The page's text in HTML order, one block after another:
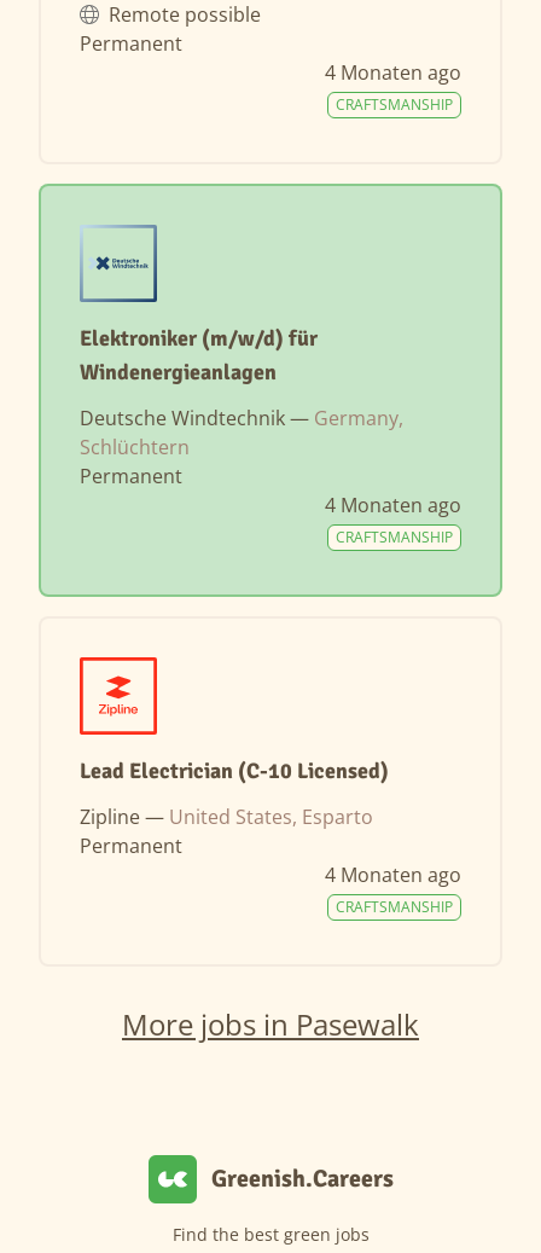
Remote possible
Permanent
4 Monaten ago
CRAFTSMANSHIP
Elektroniker (m/w/d) für
Windenergieanlagen
Deutsche Windtechnik — Germany,
Schlüchtern
Permanent
4 Monaten ago
CRAFTSMANSHIP
Lead Electrician (C-10 Licensed)
Zipline — United States, Esparto
Permanent
4 Monaten ago
CRAFTSMANSHIP
More jobs in Pasewalk
Greenish.Careers
Find the best green jobs